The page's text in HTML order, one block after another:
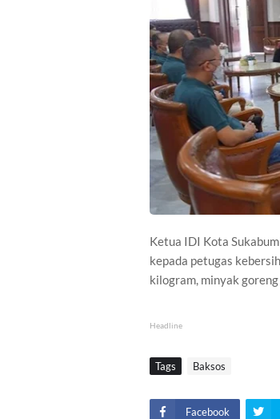
Ketua IDI Kota
kepada petugas
kilogram, minyak
Headline
Tags Baksos
Facebook